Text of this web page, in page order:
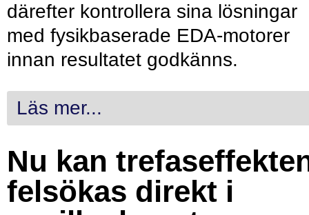
därefter kontrollera sina lösningar
med fysikbaserade EDA-motorer
innan resultatet godkänns.
Läs mer...
Nu kan
felsökas direkt i